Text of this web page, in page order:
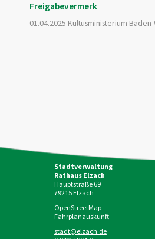
Freigabevermerk
01.04.2025 Kultusministerium
Stadtverwaltung
Rathaus Elzach
Hauptstraße 69
79215Elzach
OpenStreetMap
Fahrplanauskunft
stadt@elzach.de